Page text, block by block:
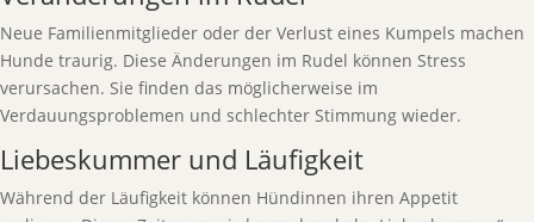
Neue Familienmitglieder oder der Verlust eines Kumpels machen
Hunde traurig. Diese Änderungen im Rudel können Stress
verursachen. Sie finden das möglicherweise im
Verdauungsproblemen und schlechter Stimmung wieder.
Liebeskummer und Läufigkeit
Während der Läufigkeit können Hündinnen ihren Appetit